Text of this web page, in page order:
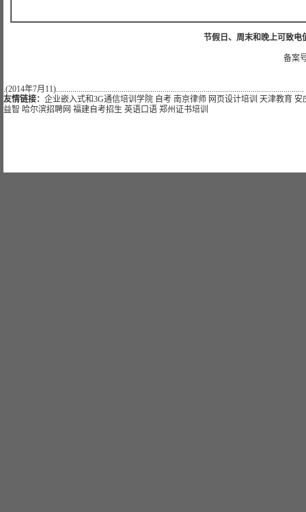
节假日、周末和晚上可致电
备案
.(2014年7月11).........................................................................................................................
友情链接： 企业嵌入式和3G通信培训学院 自考 南京律师 网页设计培训 天津教育 安
益智 哈尔滨招聘网 福建自考招生 英语口语 郑州证书培训